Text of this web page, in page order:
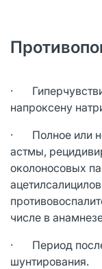
·
напроксену
· Полное или
астмы,
околоносовых
числе в
· Период после
шунтирования.